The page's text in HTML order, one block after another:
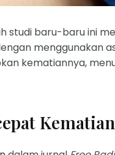
studi baru-baru ini
menggunakan
kematiannya,